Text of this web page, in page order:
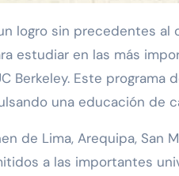
estudiar en las más
Berkeley. Este
una educación de
de Lima, Arequipa, San
a las importantes